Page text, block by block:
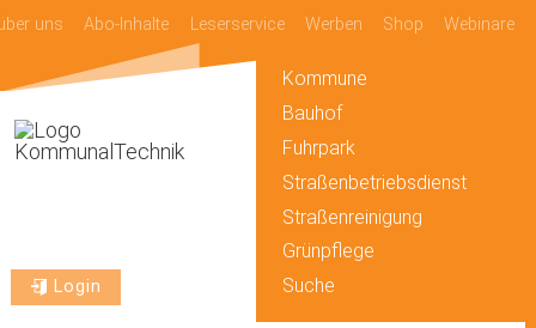
uns Abo-Inhalte Leserservice Werben Shop Webinare
Login
Kommune
Bauhof
Fuhrpark
Straßenbetriebsdienst
Straßenreinigung
Grünpflege
Suche